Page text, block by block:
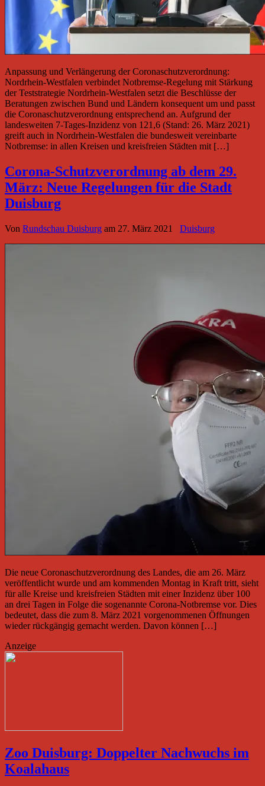
Anpassung und Verlängerung der Coronaschutzverordnung:
Nordrhein-Westfalen verbindet Notbremse-Regelung mit Stärkung
der Teststrategie Nordrhein-Westfalen setzt die Beschlüsse der
Beratungen zwischen Bund und Ländern konsequent um und passt
die Coronaschutzverordnung entsprechend an. Aufgrund der
landesweiten 7-Tages-Inzidenz von 121,6 (Stand: 26. März 2021)
greift auch in Nordrhein-Westfalen die bundesweit vereinbarte
Notbremse: in allen Kreisen und kreisfreien Städten mit […]
Corona-Schutzverordnung ab dem 29.
März: Neue Regelungen für die Stadt
Duisburg
Von Rundschau Duisburg am 27. März 2021 Duisburg
Die neue Coronaschutzverordnung des Landes, die am 26. März
veröffentlicht wurde und am kommenden Montag in Kraft tritt, sieht
für alle Kreise und kreisfreien Städten mit einer Inzidenz über 100
an drei Tagen in Folge die sogenannte Corona-Notbremse vor. Dies
bedeutet, dass die zum 8. März 2021 vorgenommenen Öffnungen
wieder rückgängig gemacht werden. Davon können […]
Anzeige
Zoo Duisburg: Doppelter Nachwuchs im
Koalahaus